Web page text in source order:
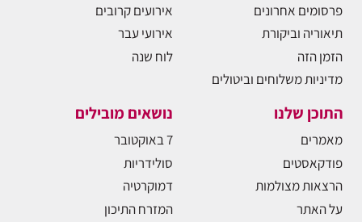
פרסומים אחרונים
תיאוריה וביקורת
הזמן הזה
מדיניות משלוחים וביטולים
אירועים קרובים
אירועי עבר
לוח שנה
התוכן שלנו
מאמרים
פודקאסטים
הרצאות מצולמות
על האתר
נושאים מובילים
7 באוקטובר
סולידריות
דמוקרטיה
המזרח התיכון